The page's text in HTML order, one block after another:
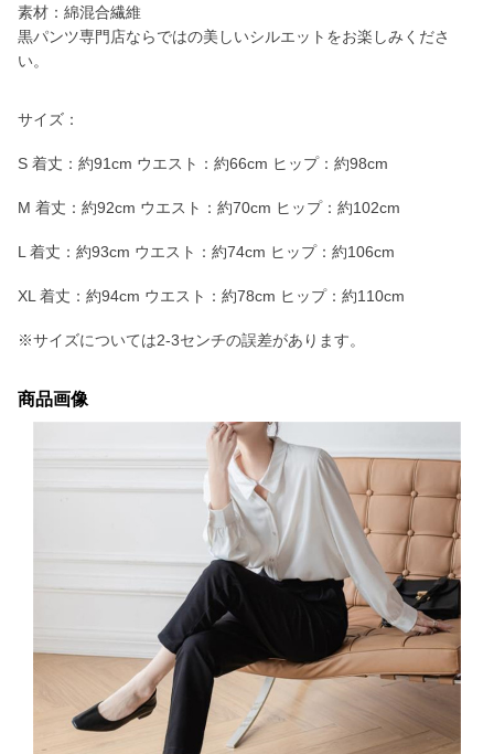
素材：綿混合繊維
黒パンツ専門店ならではの美しいシルエットをお楽しみくださ
い。
サイズ：
S 着丈：約91cm ウエスト：約66cm ヒップ：約98cm
M 着丈：約92cm ウエスト：約70cm ヒップ：約102cm
L 着丈：約93cm ウエスト：約74cm ヒップ：約106cm
XL 着丈：約94cm ウエスト：約78cm ヒップ：約110cm
※サイズについては2-3センチの誤差があります。
商品画像